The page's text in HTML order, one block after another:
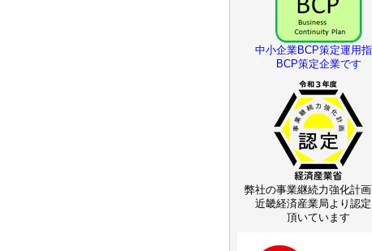
中小企業BCP策定運用
BCP策定企業です
弊社の事業継続力強化計画
近畿経済産業局より認
頂いています